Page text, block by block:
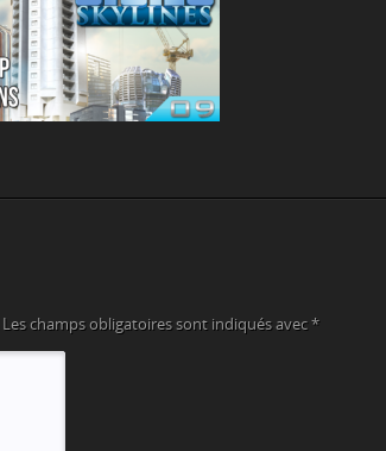
Les champs obligatoires sont indiqués avec *